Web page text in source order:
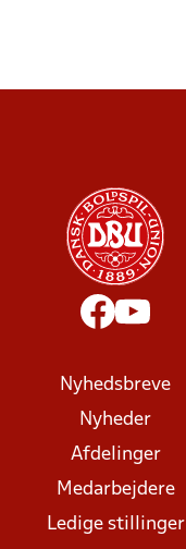
Nyhedsbreve
Nyheder
Afdelinger
Medarbejdere
Ledige stillinger